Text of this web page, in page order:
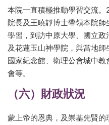
本院一直積極推動學習交流
院長及王曉靜博士帶領本院
學習，到訪中原大學、國立
及花蓮玉山神學院，與當地
國家紀念館、衛理公會城中
會等。
（六）財政狀況
蒙上帝的恩典，及崇基先賢